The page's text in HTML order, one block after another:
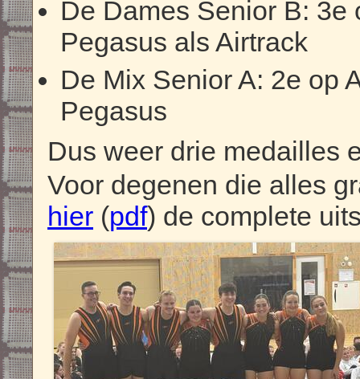
De Dames Senior B: 3e
Pegasus als Airtrack
De Mix Senior A: 2e op
Pegasus
Dus weer drie medailles
Voor degenen die alles
hier (pdf) de complete